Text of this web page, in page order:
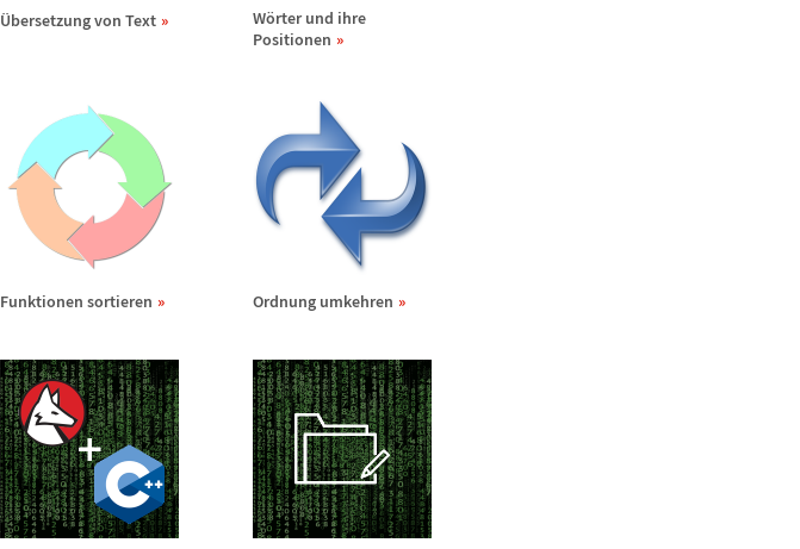
Übersetzung von Text Wörter und ihre
Positionen
Funktionen sortieren Ordnung umkehren